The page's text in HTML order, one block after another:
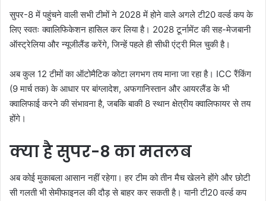
सुपर-8 में पहुंचने वाली सभी टीमों ने 2028 में होने वाले अगले टी20 वर्ल्ड कप के
लिए स्वतः क्वालिफिकेशन हासिल कर लिया है। 2028 टूर्नामेंट की सह-मेजबानी
ऑस्ट्रेलिया और न्यूजीलैंड करेंगे, जिन्हें पहले ही सीधी एंट्री मिल चुकी है।
अब कुल 12 टीमों का ऑटोमैटिक कोटा लगभग तय माना जा रहा है। ICC रैंकिंग
(9 मार्च तक) के आधार पर बांग्लादेश, अफगानिस्तान और आयरलैंड के भी
क्वालिफाई करने की संभावना है, जबकि बाकी 8 स्थान क्षेत्रीय क्वालिफायर से तय
होंगे।
क्या है सुपर-8 का मतलब
अब कोई मुकाबला आसान नहीं रहेगा। हर टीम को तीन मैच खेलने होंगे और छोटी
सी गलती भी सेमीफाइनल की दौड़ से बाहर कर सकती है। यानी टी20 वर्ल्ड कप